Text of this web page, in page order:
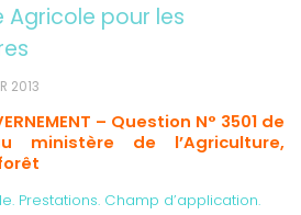
Agricole pour les
2013
– Question N° 3501 de
ministère de l’Agriculture,
Prestations. Champ d’application.